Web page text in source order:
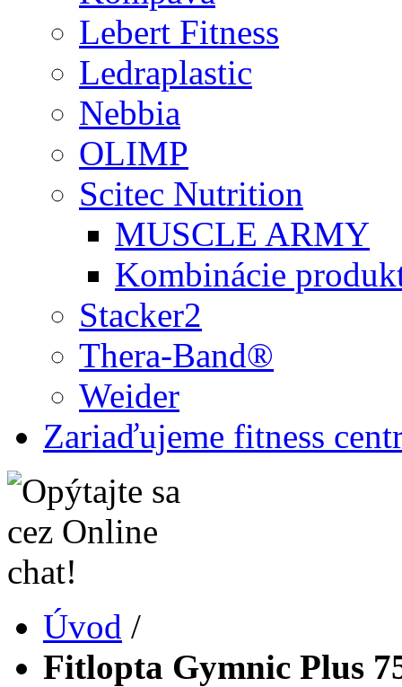
Lebert Fitness
Ledraplastic
Nebbia
OLIMP
Scitec Nutrition
MUSCLE ARMY
Kombinácie
Stacker2
Thera-Band®
Weider
Zariaďujeme fitness
Úvod /
Fitlopta Gymnic Plus